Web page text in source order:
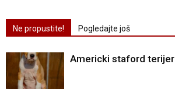
Ne propustite! Pogledajte još
Americki staford terijer